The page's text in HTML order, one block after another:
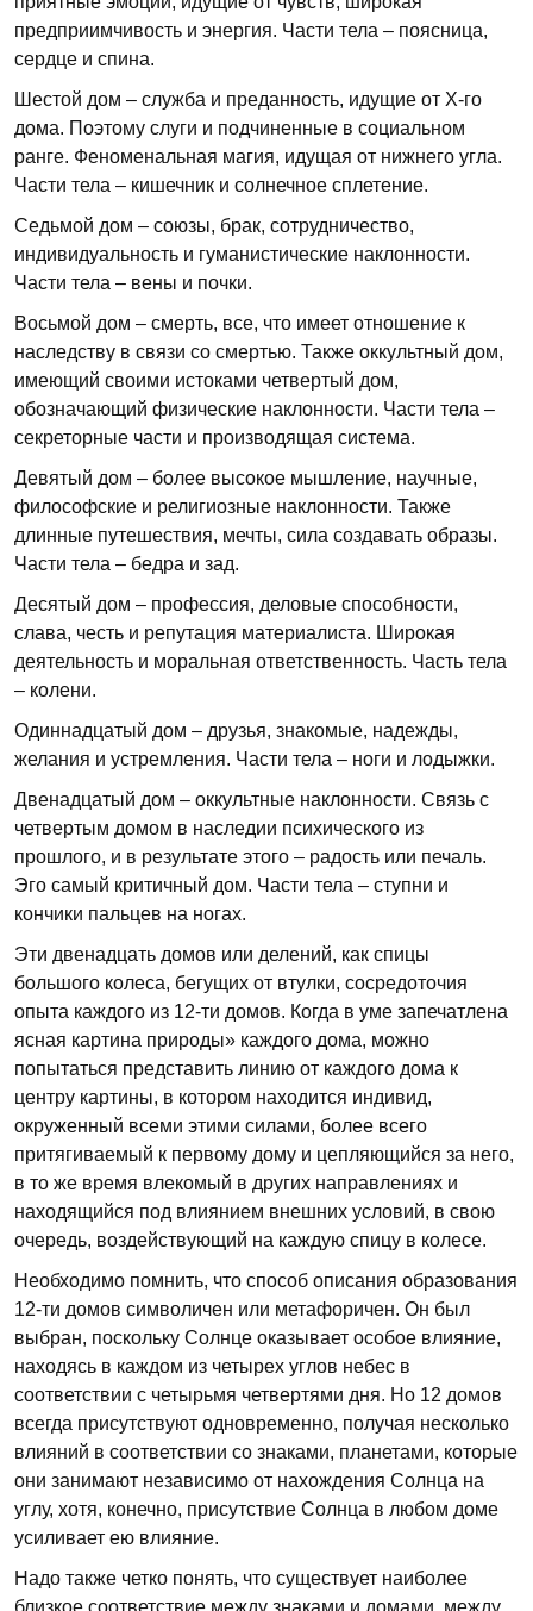
предприимчивость и энергия. Части тела – поясница,
сердце и спина.
Шестой дом – служба и преданность, идущие от Х-го
дома. Поэтому слуги и подчиненные в социальном
ранге. Феноменальная магия, идущая от нижнего угла.
Части тела – кишечник и солнечное сплетение.
Седьмой дом – союзы, брак, сотрудничество,
индивидуальность и гуманистические наклонности.
Части тела – вены и почки.
Восьмой дом – смерть, все, что имеет отношение к
наследству в связи со смертью. Также оккультный дом,
имеющий своими истоками четвертый дом,
обозначающий физические наклонности. Части тела –
секреторные части и производящая система.
Девятый дом – более высокое мышление, научные,
философские и религиозные наклонности. Также
длинные путешествия, мечты, сила создавать образы.
Части тела – бедра и зад.
Десятый дом – профессия, деловые способности,
слава, честь и репутация материалиста. Широкая
деятельность и моральная ответственность. Часть тела
– колени.
Одиннадцатый дом – друзья, знакомые, надежды,
желания и устремления. Части тела – ноги и лодыжки.
Двенадцатый дом – оккультные наклонности. Связь с
четвертым домом в наследии психического из
прошлого, и в результате этого – радость или печаль.
Эго самый критичный дом. Части тела – ступни и
кончики пальцев на ногах.
Эти двенадцать домов или делений, как спицы
большого колеса, бегущих от втулки, сосредоточия
опыта каждого из 12-ти домов. Когда в уме запечатлена
ясная картина природы» каждого дома, можно
попытаться представить линию от каждого дома к
центру картины, в котором находится индивид,
окруженный всеми этими силами, более всего
притягиваемый к первому дому и цепляющийся за него,
в то же время влекомый в других направлениях и
находящийся под влиянием внешних условий, в свою
очередь, воздействующий на каждую спицу в колесе.
Необходимо помнить, что способ описания образования
12-ти домов символичен или метафоричен. Он был
выбран, поскольку Солнце оказывает особое влияние,
находясь в каждом из четырех углов небес в
соответствии с четырьмя четвертями дня. Но 12 домов
всегда присутствуют одновременно, получая несколько
влияний в соответствии со знаками, планетами, которые
они занимают независимо от нахождения Солнца на
углу, хотя, конечно, присутствие Солнца в любом доме
усиливает ею влияние.
Надо также четко понять, что существует наиболее
близкое соответствие между знаками и домами, между